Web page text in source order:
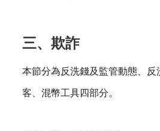
三、欺詐
本節分為反洗錢及監管動態、
客、混幣工具四部分。